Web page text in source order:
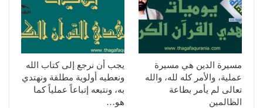
مسيرة الدين هي مسيرة
عملية، والأمر كله لله، والله
تعالى لم يأمر بطاعة
الظالمين
يجب أن نرجع إلى كتاب الله
ونعطيه أولوية مطلقة ونهتدي
به، ونتبعه إتباعاً عملياً كما
هو…